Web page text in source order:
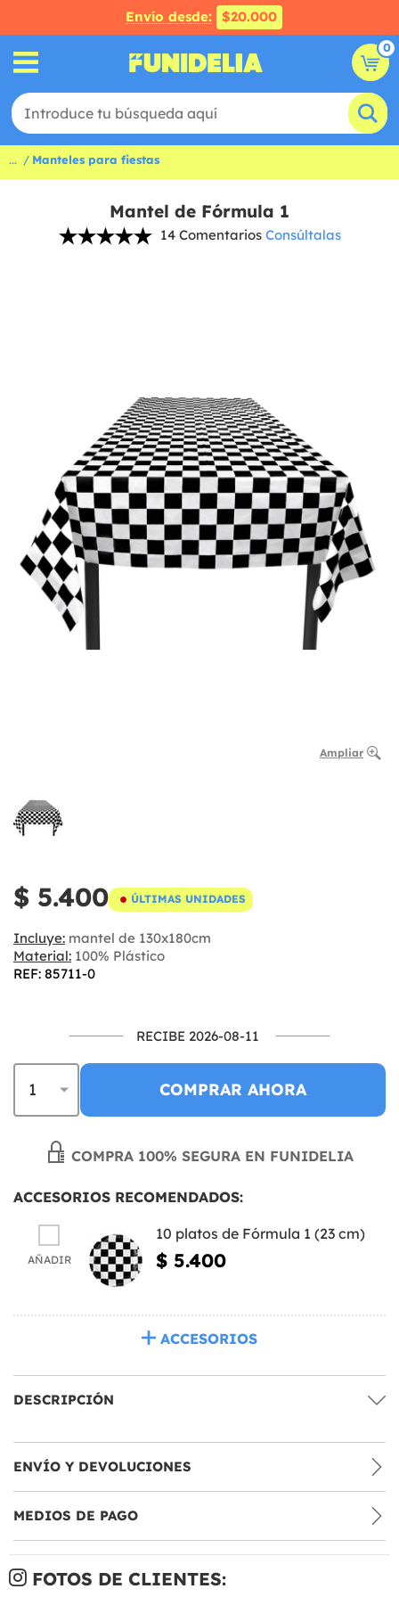
Envío desde: $20.000
0
... Manteles para fiestas
Mantel de Fórmula 1
14 Comentarios Consúltalas
Ampliar
$ 5.400 ÚLTIMAS UNIDADES
Incluye: mantel de 130x180cm
Material: 100% Plástico
REF: 85711-0
RECIBE 2026-08-11
COMPRAR AHORA
COMPRA 100% SEGURA EN FUNIDELIA
ACCESORIOS RECOMENDADOS:
AÑADIR
10 platos de Fórmula 1 (23 cm)
$ 5.400
ACCESORIOS
DESCRIPCIÓN
ENVÍO Y DEVOLUCIONES
MEDIOS DE PAGO
FOTOS DE CLIENTES: